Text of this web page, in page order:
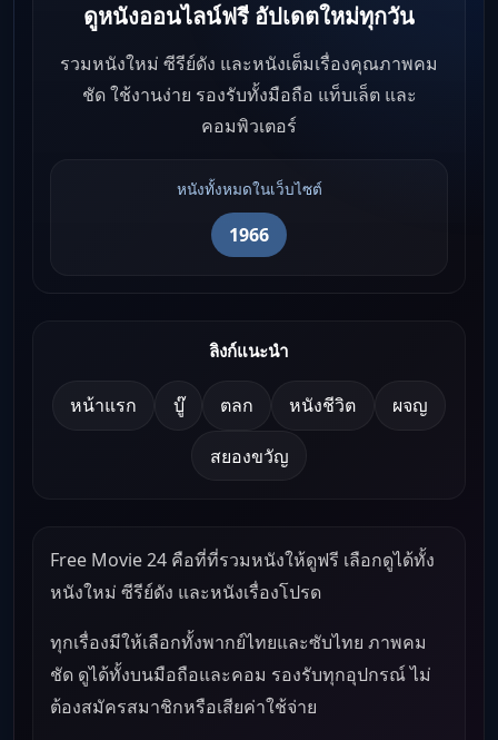
ดูหนังออนไลน์ฟรี อัปเดตใหม่ทุกวัน
รวมหนังใหม่ ซีรีย์ดัง และหนังเต็มเรื่องคุณภาพคม
ชัด ใช้งานง่าย รองรับทั้งมือถือ แท็บเล็ต และ
คอมพิวเตอร์
หนังทั้งหมดในเว็บไซต์
1966
ลิงก์แนะนำ
หน้าแรก บู๊ ตลก หนังชีวิต ผจญ
สยองขวัญ
Free Movie 24 คือที่ที่รวมหนังให้ดูฟรี เลือกดูได้ทั้ง
หนังใหม่ ซีรีย์ดัง และหนังเรื่องโปรด
ทุกเรื่องมีให้เลือกทั้งพากย์ไทยและซับไทย ภาพคม
ชัด ดูได้ทั้งบนมือถือและคอม รองรับทุกอุปกรณ์ ไม่
ต้องสมัครสมาชิกหรือเสียค่าใช้จ่าย